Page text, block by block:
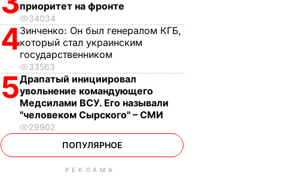
приоритет на фронте
34034
4Зинченко: Он был генералом КГБ,
который стал украинским
государственником
33563
5Драпатый инициировал
увольнение командующего
Медсилами ВСУ. Его называли
"человеком Сырского" – СМИ
29902
ПОПУЛЯРНОЕ
РЕКЛАМА